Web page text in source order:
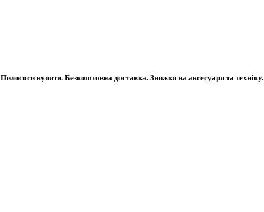
Пилососи купити. Безкоштовна доставка. Знижки на аксесуари та техніку.